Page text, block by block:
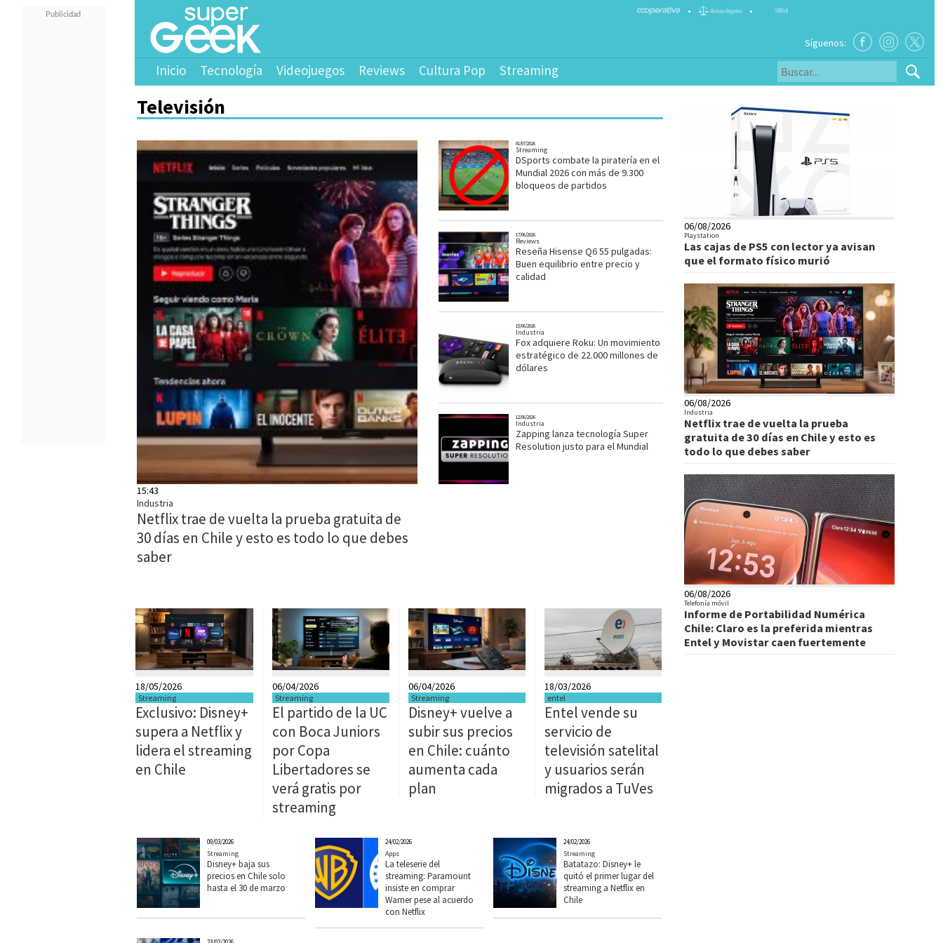
• •
Síguenos:
Inicio Tecnología Videojuegos Reviews Cultura Pop Streaming
Televisión
15:43
Industria
Netflix trae de vuelta la prueba gratuita de
30 días en Chile y esto es todo lo que debes
saber
01/07/2026
Streaming
DSports combate la piratería en el
Mundial 2026 con más de 9.300
bloqueos de partidos
17/06/2026
Reviews
Reseña Hisense Q6 55 pulgadas:
Buen equilibrio entre precio y
calidad
15/06/2026
Industria
Fox adquiere Roku: Un movimiento
estratégico de 22.000 millones de
dólares
12/06/2026
Industria
Zapping lanza tecnología Super
Resolution justo para el Mundial
18/05/2026
Streaming
Exclusivo: Disney+
supera a Netflix y
lidera el streaming
en Chile
06/04/2026
Streaming
El partido de la UC
con Boca Juniors
por Copa
Libertadores se
verá gratis por
streaming
06/04/2026
Streaming
Disney+ vuelve a
subir sus precios
en Chile: cuánto
aumenta cada
plan
18/03/2026
entel
Entel vende su
servicio de
televisión satelital
y usuarios serán
migrados a TuVes
09/03/2026
Streaming
Disney+ baja sus
precios en Chile solo
hasta el 30 de marzo
24/02/2026
Apps
La teleserie del
streaming: Paramount
insiste en comprar
Warner pese al acuerdo
con Netflix
24/02/2026
Streaming
Batatazo: Disney+ le
quitó el primer lugar del
streaming a Netflix en
Chile
06/08/2026
Playstation
Las cajas de PS5 con lector ya avisan
que el formato físico murió
06/08/2026
Industria
Netflix trae de vuelta la prueba
gratuita de 30 días en Chile y esto es
todo lo que debes saber
06/08/2026
Telefonía móvil
Informe de Portabilidad Numérica
Chile: Claro es la preferida mientras
Entel y Movistar caen fuertemente